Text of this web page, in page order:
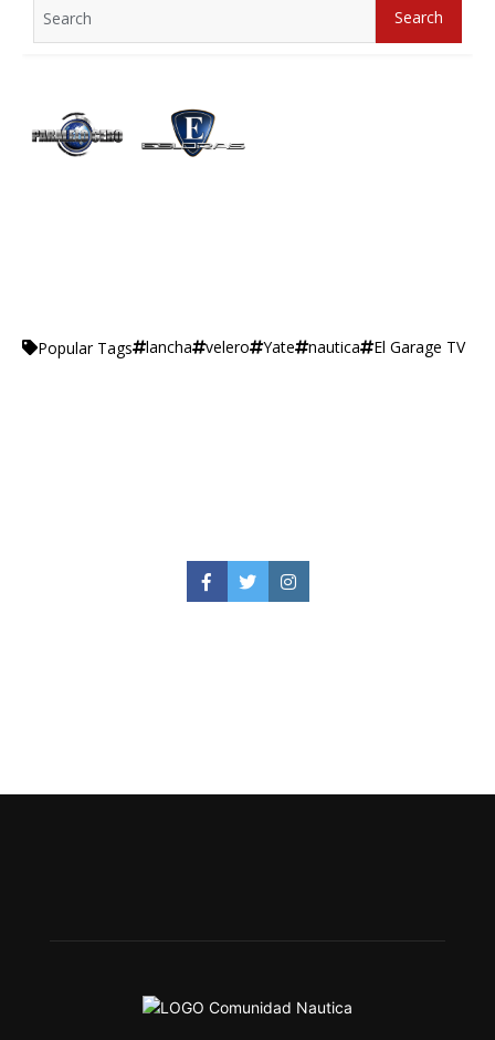
for:
Search
Popular Tags lancha velero Yate nautica El Garage TV
FacebookTwitterInstagram